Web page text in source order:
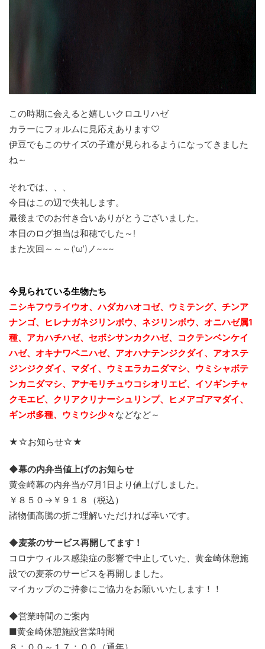
この時期に会えると嬉しいクロユリハゼ
カラーにフォルムに見応えあります♡
伊豆でもこのサイズの子達が見られるようになってきました
ね～
それでは、、、
今日はこの辺で失礼します。
最後までのお付き合いありがとうございました。
本日のログ担当は和穂でした～!
また次回～～～('ω')ノ~~~
今見られている生物たち
ニシキフウライウオ、ハダカハオコゼ、ウミテング、チンア
ナンゴ、ヒレナガネジリンボウ、ネジリンボウ、オニハゼ属1
種、アカハチハゼ、セボシサンカクハゼ、コクテンベンケイ
ハゼ、オキナワベニハゼ、 アオハナテンジクダイ、アオステ
ジンジクダイ、マダイ、ウミエラカニダマシ、ウミシャボテ
ンカニダマシ、アナモリチュウコシオリエビ、 イソギンチャ
クモエビ、クリアクリナーシュリンプ、ヒメアゴアマダイ、
ギンポ多種、 ウミウシ少々などなど～
★☆お知らせ☆★
◆幕の内弁当値上げのお知らせ
黄金崎幕の内弁当が7月1日より値上げしました。
￥８５０→￥９１８（税込）
諸物価高騰の折ご理解いただければ幸いです。
◆麦茶のサービス再開してます！
コロナウィルス感染症の影響で中止していた、黄金崎休憩施
設での麦茶のサービスを再開しました。
マイカップのご持参にご協力をお願いいたします！！
◆営業時間のご案内
■黄金崎休憩施設営業時間